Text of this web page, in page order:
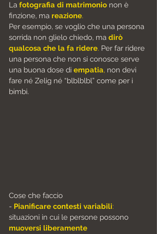
La fotografia di matrimonio non è
finzione, ma reazione.
Per esempio, se voglio che una persona
sorrida non glielo chiedo, ma dirò
qualcosa che la fa ridere. Per far ridere
una persona che non si conosce serve
una buona dose di empatia, non devi
fare né Zelig né “blblblbl” come per i
bimbi.
Cose che faccio
- Pianificare contesti variabili:
situazioni in cui le persone possono
muoversi liberamente